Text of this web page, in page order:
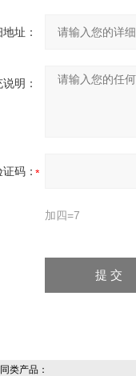
址：
明：
证码：
加四=7
类产品：